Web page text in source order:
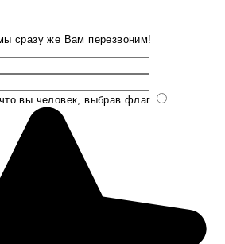
сразу же Вам перезвоним!
вы человек, выбрав флаг.